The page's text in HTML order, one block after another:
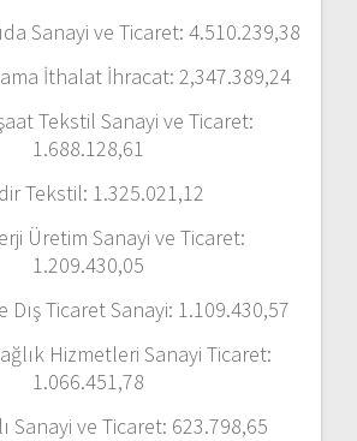
Sanayi ve Ticaret: 4.510.239,38
İthalat İhracat: 2,347.389,24
Tekstil Sanayi ve Ticaret:
1.688.128,61
Tekstil: 1.325.021,12
Üretim Sanayi ve Ticaret:
1.209.430,05
Dış Ticaret Sanayi: 1.109.430,57
Hizmetleri Sanayi Ticaret:
1.066.451,78
Sanayi ve Ticaret: 623.798,65